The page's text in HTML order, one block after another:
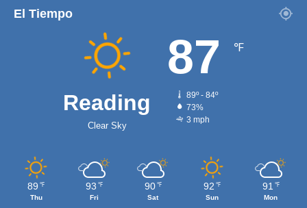
El Tiempo
Reading
Clear Sky
87 ℉
89º - 84º
73%
3 mph
89 ℉
Thu
93 ℉
Fri
90 ℉
Sat
92 ℉
Sun
91 ℉
Mon